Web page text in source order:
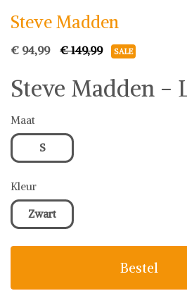
Steve Madden
€ 94,99 € 149,99 SALE
Steve Madden -
Maat
S
Kleur
Zwart
Bestel